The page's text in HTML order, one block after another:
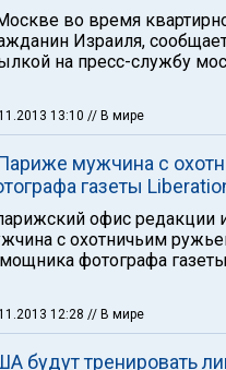
во время
Израиля,
на пресс-службу
13:10 // В мире
мужчина с
газеты
офис редакции
с охотничьим
фотографа
12:28 // В мире
будут тренировать